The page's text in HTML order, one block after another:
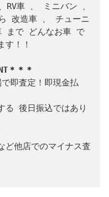
RV車 ミニバン
改造車
チューニ
まで どんなお車 で
す！！
＊＊＊
で即査定！即現金払
る 後日振込ではあり